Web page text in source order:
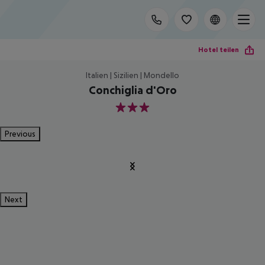
Hotel teilen
Italien | Sizilien | Mondello
Conchiglia d'Oro
3
Previous
Next